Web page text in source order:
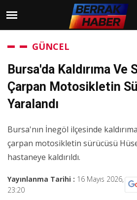
GÜNCEL
Bursa'da Kaldırıma Ve
Çarpan Motosikletin
Yaralandı
Bursa'nın İnegöl ilçesinde
çarpan motosikletin sürücüsü
hastaneye kaldırıldı.
Yayınlanma Tarihi : 16 Mayıs 2026,
23:20